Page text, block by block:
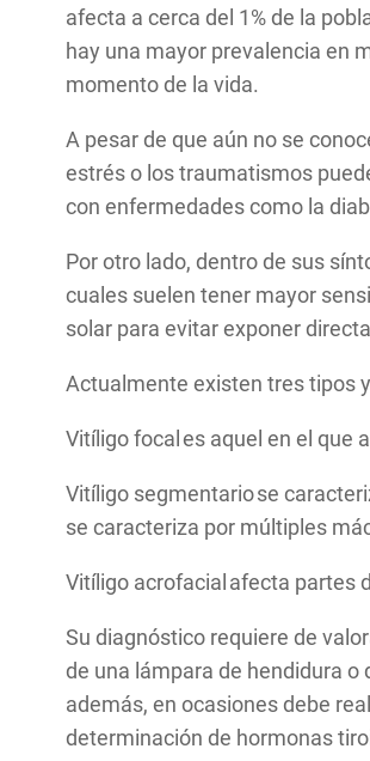
afecta a cerca del 1% de la
hay una mayor prevalencia en
momento de la vida.
A pesar de que aún no se
estrés o los traumatismos
con enfermedades como la
Por otro lado, dentro de sus
cuales suelen tener mayor
solar para evitar exponer
Actualmente existen tres tipos
Vitíligo focal es aquel en el que
Vitíligo segmentario se
se caracteriza por múltiples
Vitíligo acrofacial afecta partes
Su diagnóstico requiere de
de una lámpara de hendidura
además, en ocasiones debe
determinación de hormonas